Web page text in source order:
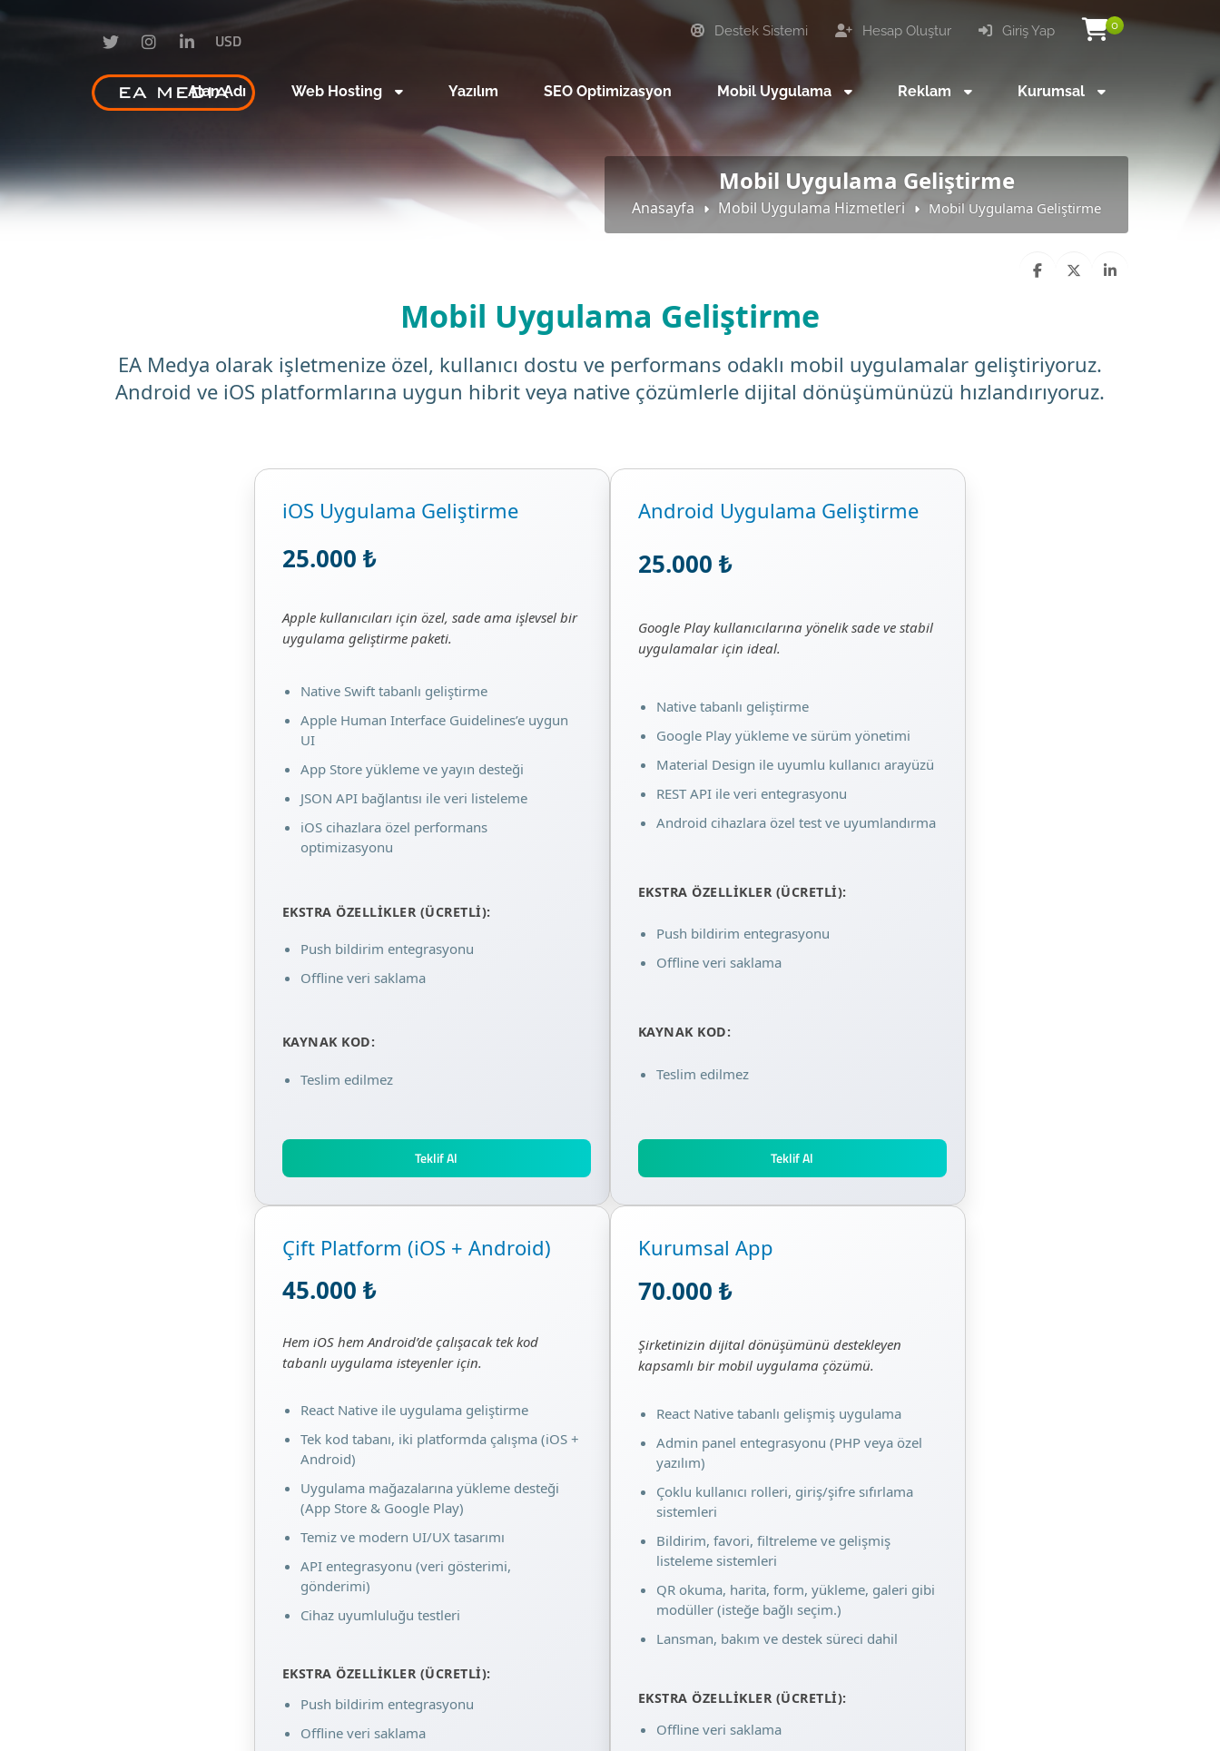
0
Giriş Yap
Hesap Oluştur
Destek Sistemi
USD
Alan Adı Web Hosting Yazılım SEO Optimizasyon Mobil Uygulama Reklam Kurumsal
Mobil Uygulama Geliştirme
Anasayfa Mobil Uygulama Hizmetleri Mobil Uygulama Geliştirme
Mobil Uygulama Geliştirme
EA Medya olarak işletmenize özel, kullanıcı dostu ve performans odaklı mobil uygulamalar geliştiriyoruz.
Android ve iOS platformlarına uygun hibrit veya native çözümlerle dijital dönüşümünüzü hızlandırıyoruz.
iOS Uygulama Geliştirme
25.000 ₺
Apple kullanıcıları için özel, sade ama işlevsel bir
uygulama geliştirme paketi.
Native Swift tabanlı geliştirme
Apple Human Interface Guidelines’e uygun
UI
App Store yükleme ve yayın desteği
JSON API bağlantısı ile veri listeleme
iOS cihazlara özel performans
optimizasyonu
EKSTRA ÖZELLIKLER (ÜCRETLI):
Push bildirim entegrasyonu
Offline veri saklama
KAYNAK KOD:
Teslim edilmez
Teklif Al
Android Uygulama Geliştirme
25.000 ₺
Google Play kullanıcılarına yönelik sade ve stabil
uygulamalar için ideal.
Native tabanlı geliştirme
Google Play yükleme ve sürüm yönetimi
Material Design ile uyumlu kullanıcı arayüzü
REST API ile veri entegrasyonu
Android cihazlara özel test ve uyumlandırma
EKSTRA ÖZELLIKLER (ÜCRETLI):
Push bildirim entegrasyonu
Offline veri saklama
KAYNAK KOD:
Teslim edilmez
Teklif Al
Çift Platform (iOS + Android)
45.000 ₺
Hem iOS hem Android’de çalışacak tek kod
tabanlı uygulama isteyenler için.
React Native ile uygulama geliştirme
Tek kod tabanı, iki platformda çalışma (iOS +
Android)
Uygulama mağazalarına yükleme desteği
(App Store & Google Play)
Temiz ve modern UI/UX tasarımı
API entegrasyonu (veri gösterimi,
gönderimi)
Cihaz uyumluluğu testleri
EKSTRA ÖZELLIKLER (ÜCRETLI):
Push bildirim entegrasyonu
Offline veri saklama
Kurumsal App
70.000 ₺
Şirketinizin dijital dönüşümünü destekleyen
kapsamlı bir mobil uygulama çözümü.
React Native tabanlı gelişmiş uygulama
Admin panel entegrasyonu (PHP veya özel
yazılım)
Çoklu kullanıcı rolleri, giriş/şifre sıfırlama
sistemleri
Bildirim, favori, filtreleme ve gelişmiş
listeleme sistemleri
QR okuma, harita, form, yükleme, galeri gibi
modüller (isteğe bağlı seçim.)
Lansman, bakım ve destek süreci dahil
EKSTRA ÖZELLIKLER (ÜCRETLI):
Offline veri saklama